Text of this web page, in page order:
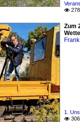
 278
Zum
1.
 306